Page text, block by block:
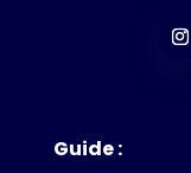
Guide :